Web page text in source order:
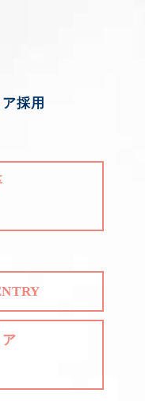
採用